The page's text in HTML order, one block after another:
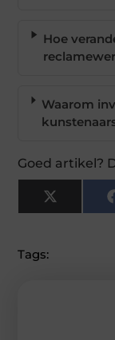
Hoe
Waarom
Goed artikel?
X
(Twitter)
Tags: